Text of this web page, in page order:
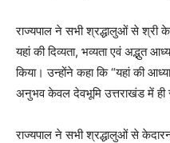
राज्यपाल ने सभी श्रद्धालुओं से श्री
यहां की दिव्यता, भव्यता एवं अद्भुत
किया। उन्होंने कहा कि “यहां की
अनुभव केवल देवभूमि उत्तराखंड में
राज्यपाल ने सभी श्रद्धालुओं से